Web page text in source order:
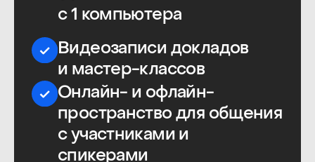
10−11 сентября 2026,
онлайн — ProductSense'26
Июнь 2027, онлайн —
PeopleSense'27
Онлайн-доступ к докладам
30+ часов контента
на каждой конференции